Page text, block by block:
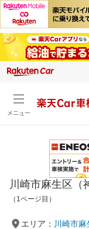
メニュー
楽天Car車
川崎市麻生区（
（1ページ目）
エリア： 川崎市麻